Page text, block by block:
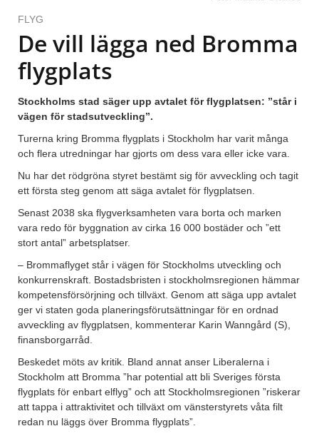
FLYG
De vill lägga ned Bromma
flygplats
Stockholms stad säger upp avtalet för flygplatsen: ”står i
vägen för stadsutveckling”.
Turerna kring Bromma flygplats i Stockholm har varit många
och flera utredningar har gjorts om dess vara eller icke vara.
Nu har det rödgröna styret bestämt sig för avveckling och tagit
ett första steg genom att säga avtalet för flygplatsen.
Senast 2038 ska flygverksamheten vara borta och marken
vara redo för byggnation av cirka 16 000 bostäder och ”ett
stort antal” arbetsplatser.
– Brommaflyget står i vägen för Stockholms utveckling och
konkurrenskraft. Bostadsbristen i stockholmsregionen hämmar
kompetensförsörjning och tillväxt. Genom att säga upp avtalet
ger vi staten goda planeringsförutsättningar för en ordnad
avveckling av flygplatsen, kommenterar Karin Wanngård (S),
finansborgarråd.
Beskedet möts av kritik. Bland annat anser Liberalerna i
Stockholm att Bromma ”har potential att bli Sveriges första
flygplats för enbart elflyg” och att Stockholmsregionen ”riskerar
att tappa i attraktivitet och tillväxt om vänsterstyrets våta filt
redan nu läggs över Bromma flygplats”.